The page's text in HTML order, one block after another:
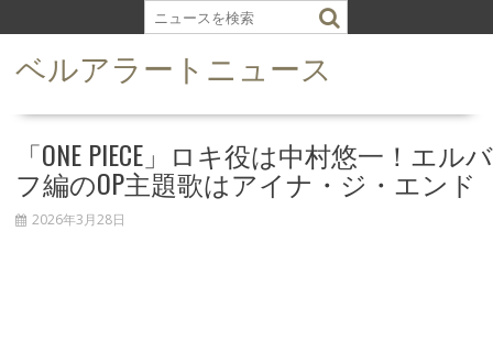
k
ベルアラートニュース
「ONE PIECE」ロキ役は中村悠一！エルバ
フ編のOP主題歌はアイナ・ジ・エンド
2026年3月28日